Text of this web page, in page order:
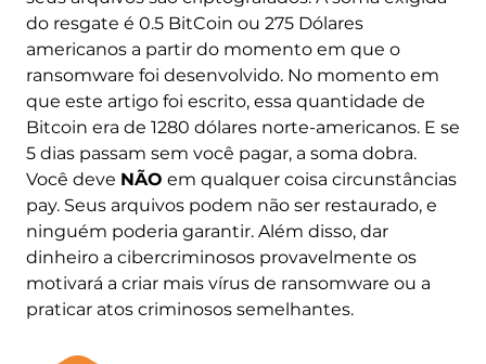
do resgate é 0.5 BitCoin ou 275 Dólares
americanos a partir do momento em que o
ransomware foi desenvolvido. No momento em
que este artigo foi escrito, essa quantidade de
Bitcoin era de 1280 dólares norte-americanos. E se
5 dias passam sem você pagar, a soma dobra.
Você deve NÃO em qualquer coisa circunstâncias
pay. Seus arquivos podem não ser restaurado, e
ninguém poderia garantir. Além disso, dar
dinheiro a cibercriminosos provavelmente os
motivará a criar mais vírus de ransomware ou a
praticar atos criminosos semelhantes.